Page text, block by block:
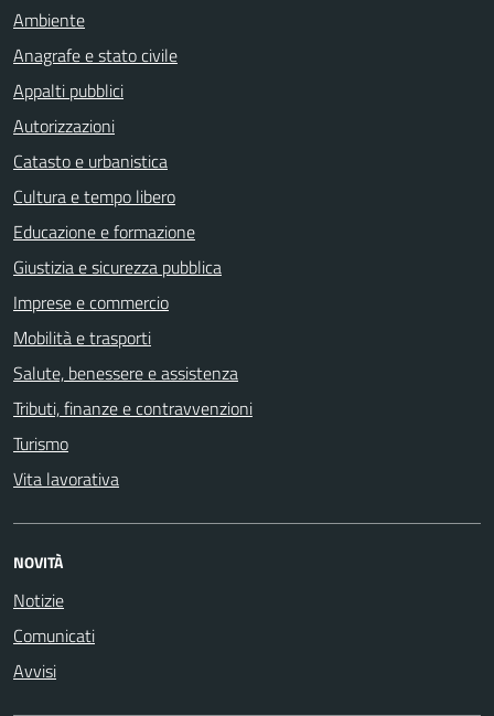
Ambiente
Anagrafe e stato civile
Appalti pubblici
Autorizzazioni
Catasto e urbanistica
Cultura e tempo libero
Educazione e formazione
Giustizia e sicurezza pubblica
Imprese e commercio
Mobilità e trasporti
Salute, benessere e assistenza
Tributi, finanze e contravvenzioni
Turismo
Vita lavorativa
NOVITÀ
Notizie
Comunicati
Avvisi